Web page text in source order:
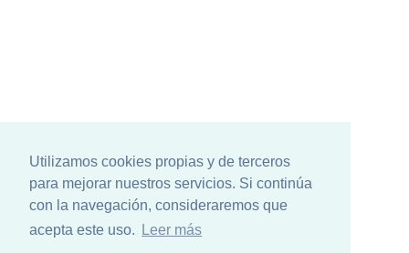
Utilizamos cookies propias y de terceros
para mejorar nuestros servicios. Si continúa
con la navegación, consideraremos que
acepta este uso.
Leer más